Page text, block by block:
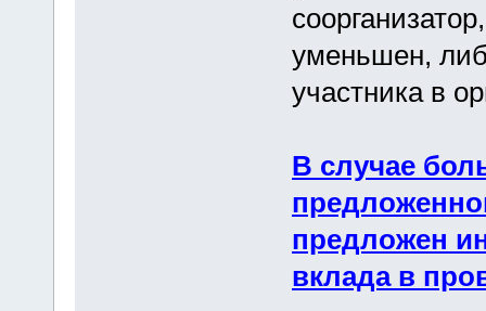
уменьшен,
участника в
В случае
предложен
вклада в